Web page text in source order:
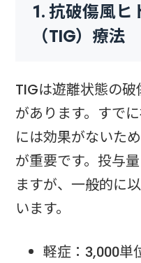
1. 抗破傷風ヒ
（TIG）療法
TIGは遊離状態の
があります。すで
には効果がないた
が重要です。投与
ますが、一般的に
います。
軽症：3,000単